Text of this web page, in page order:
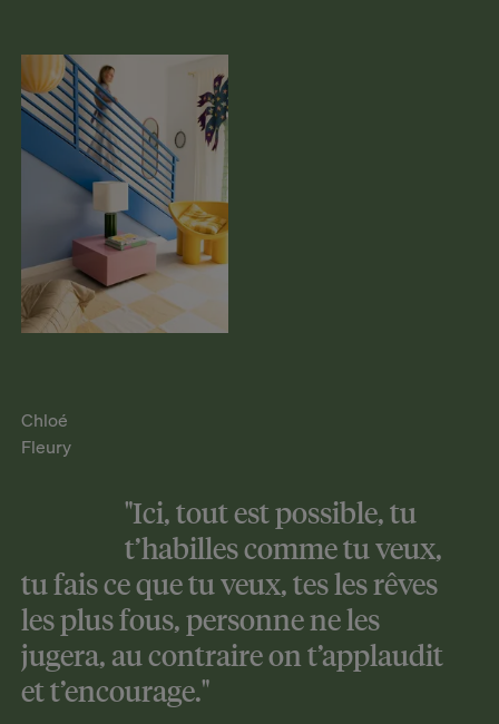
Chloé
Fleury
"Ici, tout est possible, tu
t’habilles comme tu veux,
tu fais ce que tu veux, tes les rêves
les plus fous, personne ne les
jugera, au contraire on t’applaudit
et t’encourage."